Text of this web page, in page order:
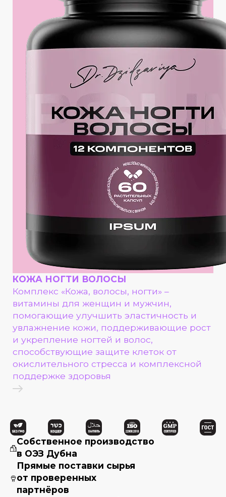
КОЖА НОГТИ ВОЛОСЫ
Комплекс «Кожа, волосы, ногти» –
витамины для женщин и мужчин,
помогающие улучшить эластичность и
увлажнение кожи, поддерживающие рост
и укрепление ногтей и волос,
способствующие защите клеток от
окислительного стресса и комплексной
поддержке здоровья
Собственное производство
в ОЭЗ Дубна
Прямые поставки сырья
от проверенных
партнёров